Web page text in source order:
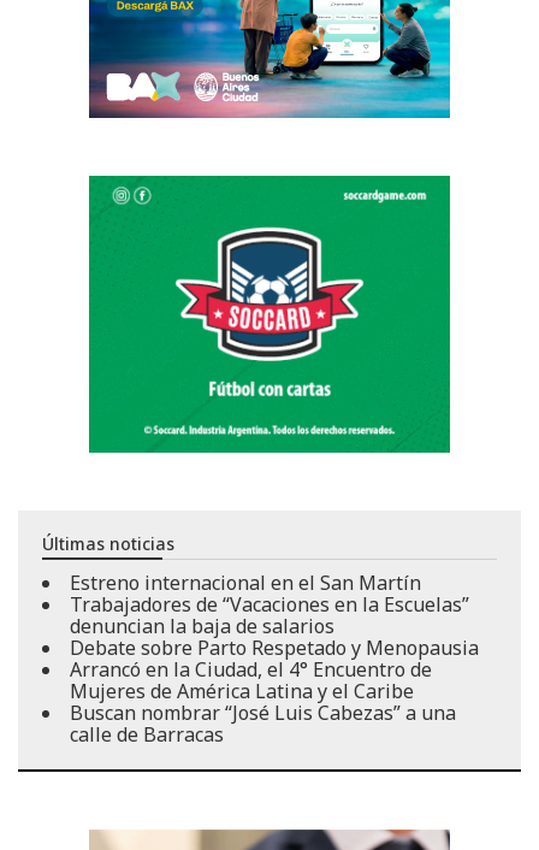
Últimas noticias
Estreno internacional en el San Martín
Trabajadores de “Vacaciones en la Escuelas”
denuncian la baja de salarios
Debate sobre Parto Respetado y Menopausia
Arrancó en la Ciudad, el 4° Encuentro de
Mujeres de América Latina y el Caribe
Buscan nombrar “José Luis Cabezas” a una
calle de Barracas